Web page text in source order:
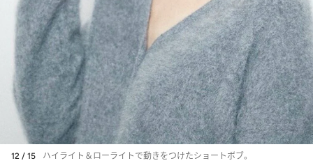
12 / 15 ハイライト＆ローライトで動きをつけたショートボブ。